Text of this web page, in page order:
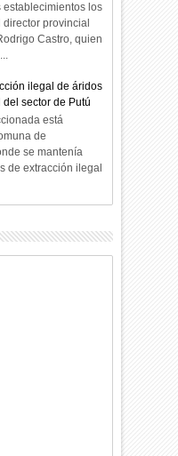
establecimientos los
provincial
Castro, quien
ilegal de áridos
sector de Putú
está
de
se mantenía
de extracción ilegal